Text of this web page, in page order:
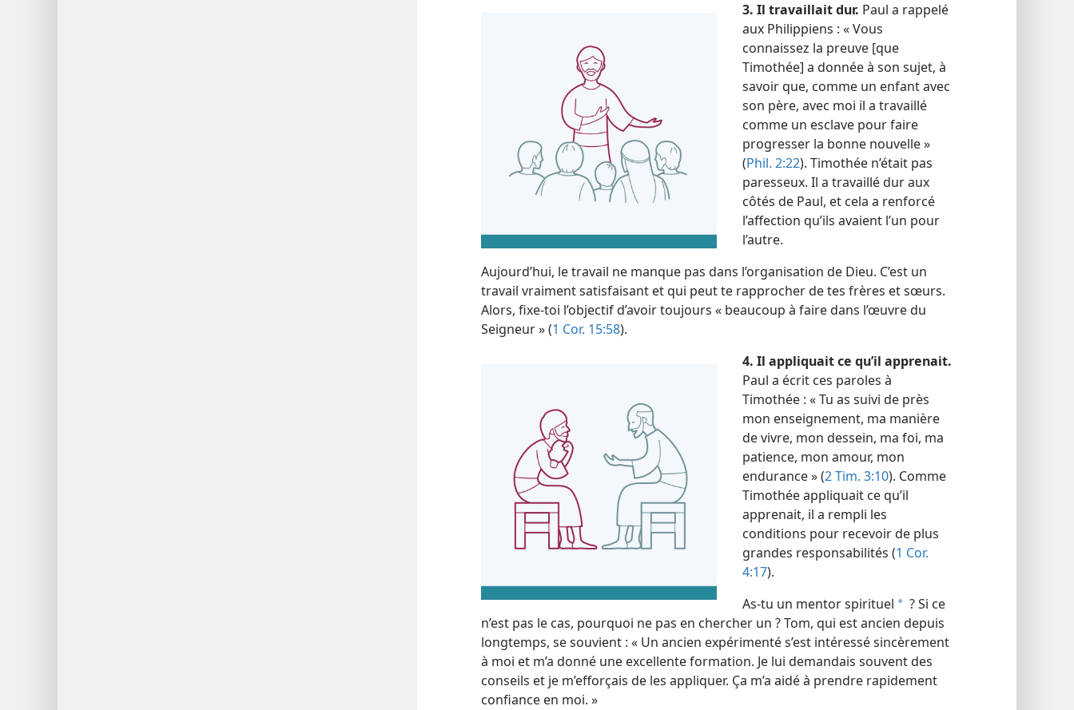
3. Il travaillait dur. Paul a rappelé
aux Philippiens : « Vous
connaissez la preuve [que
Timothée] a donnée à son sujet, à
savoir que, comme un enfant avec
son père, avec moi il a travaillé
comme un esclave pour faire
progresser la bonne nouvelle »
(Phil. 2:22). Timothée n’était pas
paresseux. Il a travaillé dur aux
côtés de Paul, et cela a renforcé
l’affection qu’ils avaient l’un pour
l’autre.
Aujourd’hui, le travail ne manque pas dans l’organisation de Dieu. C’est un
travail vraiment satisfaisant et qui peut te rapprocher de tes frères et sœurs.
Alors, fixe-​toi l’objectif d’avoir toujours « beaucoup à faire dans l’œuvre du
Seigneur » (1 Cor. 15:58).
4. Il appliquait ce qu’il apprenait.
Paul a écrit ces paroles à
Timothée : « Tu as suivi de près
mon enseignement, ma manière
de vivre, mon dessein, ma foi, ma
patience, mon amour, mon
endurance » (2 Tim. 3:10). Comme
Timothée appliquait ce qu’il
apprenait, il a rempli les
conditions pour recevoir de plus
grandes responsabilités (1 Cor.
4:17).
As-​tu un mentor spirituel a ? Si ce
n’est pas le cas, pourquoi ne pas en chercher un ? Tom, qui est ancien depuis
longtemps, se souvient : « Un ancien expérimenté s’est intéressé sincèrement
à moi et m’a donné une excellente formation. Je lui demandais souvent des
conseils et je m’efforçais de les appliquer. Ça m’a aidé à prendre rapidement
confiance en moi. »